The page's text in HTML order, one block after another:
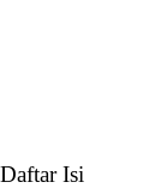
Daftar Isi